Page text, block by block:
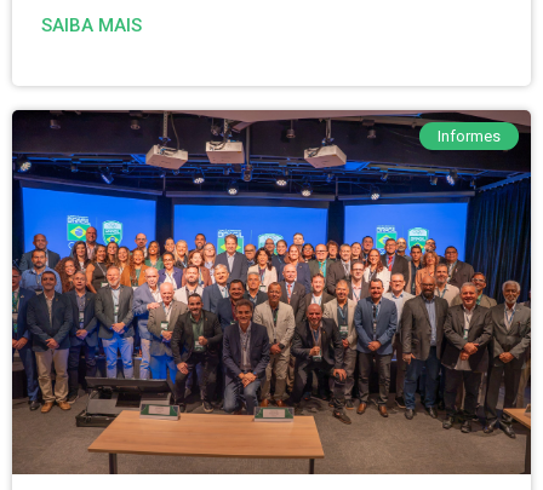
SAIBA MAIS
Informes